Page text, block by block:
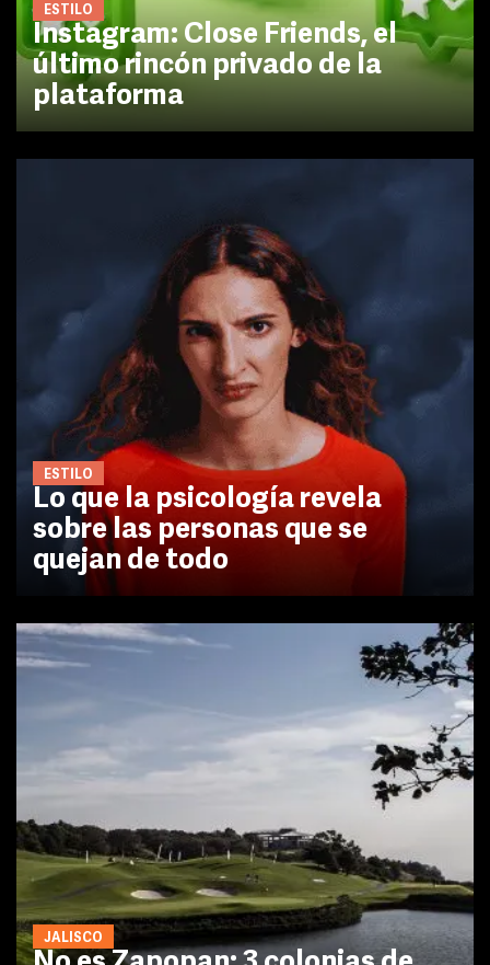
ESTILO
Instagram: Close Friends, el
último rincón privado de la
plataforma
ESTILO
Lo que la psicología revela
sobre las personas que se
quejan de todo
JALISCO